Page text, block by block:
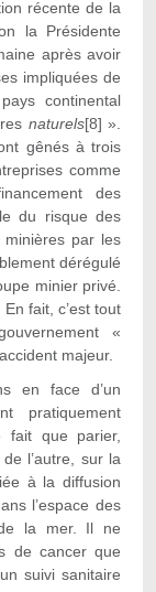
récente de la
la Présidente
après avoir
impliquées de
continental
naturels[8] ».
gênés à trois
comme
des
du risque des
minières par les
dérégulé
minier privé.
En fait, c’est tout
«
majeur.
en face d’un
pratiquement
fait que parier,
l’autre, sur la
à la diffusion
l’espace des
la mer. Il ne
de cancer que
suivi sanitaire